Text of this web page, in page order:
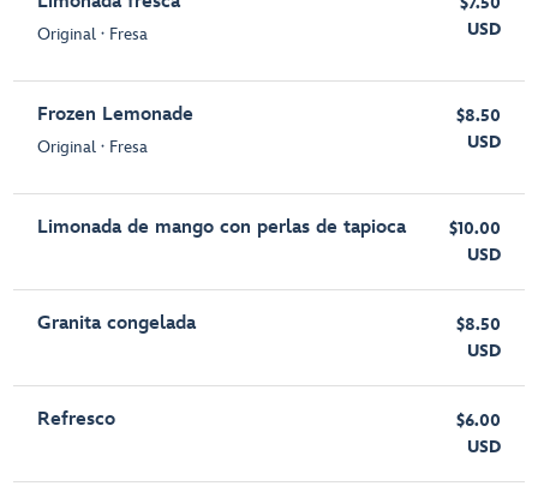
Original ∙ Fresa
USD
Frozen Lemonade
Original ∙ Fresa
$8.50
USD
Limonada de mango con perlas de tapioca
$10.00
USD
Granita congelada
$8.50
USD
Refresco
$6.00
USD